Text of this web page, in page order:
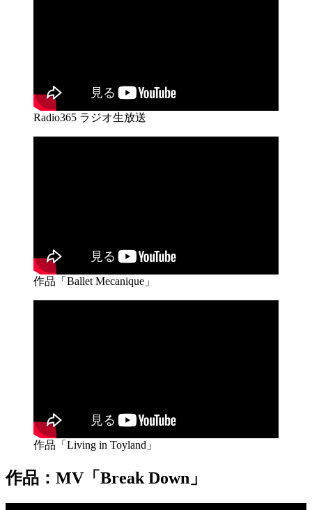
Radio365 ラジオ生放送
作品「Ballet Mecanique」
作品「Living in Toyland」
作品：MV「Break Down」